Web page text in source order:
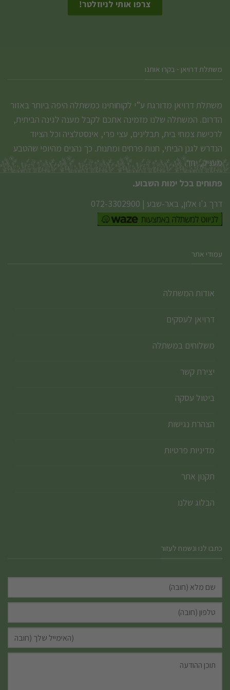
משתלת דרויאן - בקרו אותנו
משתלת דרויאן מדורגת ע”י לקוחותינו כמשתלה היפה ביותר באזור
הדרום. המשתלה שלנו מזמינה אתכם לקבל מענה לגינה הביתית,
לרכישת צמחי בית, תבלינים, עצי פרי, אינסטלציה וכל הציוד
הנדרש לגנן הביתי, חנות פרחים ומתנות. כך נהנים מהיופי שהטבע
מעניק, יחד.
פתוחים בכל ימות השבוע.
דרך ג'ו אלון, באר-שבע |
072-3302900
עמודי אתר
אודות המשתלה
דרויאן לעסקים
משלוחים במשתלה
יצירת קשר
ביטול עסקה
הצהרת נגישות
מדיניות פרטיות
תקנון אתר
הבלוג שלנו
כתבו לנו ונשמח לעזור